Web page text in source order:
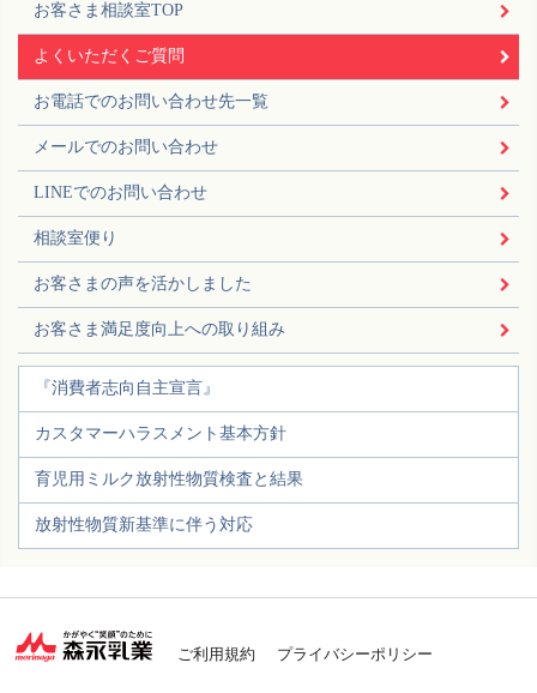
お客さま相談室TOP
よくいただくご質問
お電話でのお問い合わせ先一覧
メールでのお問い合わせ
LINEでのお問い合わせ
相談室便り
お客さまの声を活かしました
お客さま満足度向上への取り組み
『消費者志向自主宣言』
カスタマーハラスメント基本方針
育児用ミルク放射性物質検査と結果
放射性物質新基準に伴う対応
ご利用規約 プライバシーポリシー